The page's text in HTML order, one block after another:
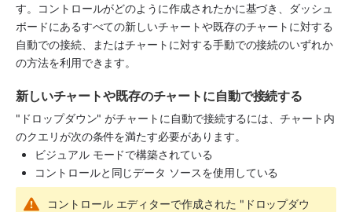
す。コントロールがどのように作成されたかに基づき、ダッシュ
ボードにあるすべての新しいチャートや既存のチャートに対する
自動での接続、またはチャートに対する手動での接続のいずれか
の方法を利用できます。
新しいチャートや既存のチャートに自動で接続する
"ドロップダウン" がチャートに自動で接続するには、チャート内
のクエリが次の条件を満たす必要があります。
ビジュアル モードで構築されている
コントロールと同じデータ ソースを使用している
コントロール エディターで作成された "ドロップダウ